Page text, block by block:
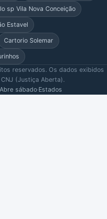
sp Vila Nova Conceição
Estavel
Cartorio Solemar
reservados. Os dados exibidos
(Justiça Aberta).
Abre sábado·Estados